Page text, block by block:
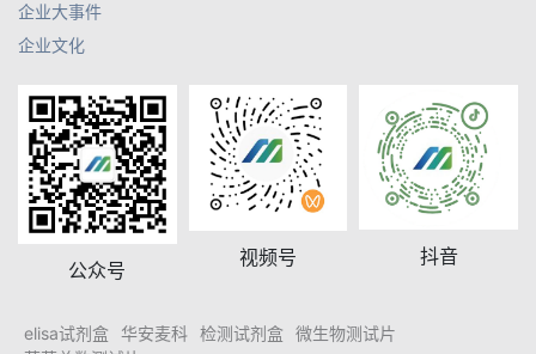
企业大事件
企业文化
公众号
视频号 抖音
elisa试剂盒 华安麦科 检测试剂盒
微生物测试片